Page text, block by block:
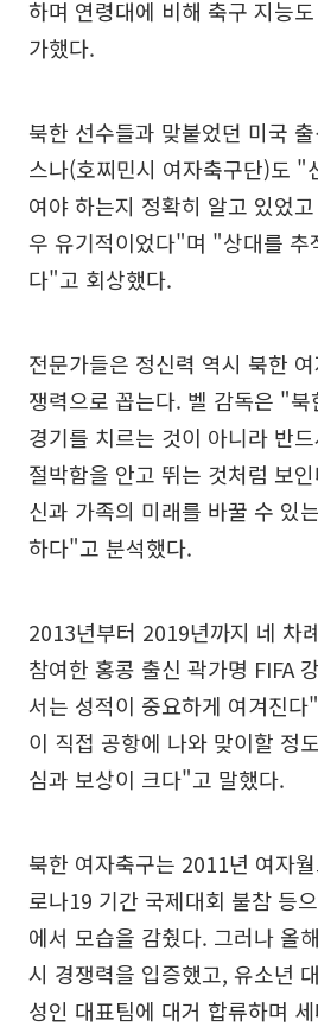
하며 연령대에 비해 축구 지능
가했다.
북한 선수들과 맞붙었던 미국
스나(호찌민시 여자축구단)도 "
여야 하는지 정확히 알고 있었
우 유기적이었다"며 "상대를 추
다"고 회상했다.
전문가들은 정신력 역시 북한
쟁력으로 꼽는다. 벨 감독은 "북
경기를 치르는 것이 아니라 반
절박함을 안고 뛰는 것처럼 보
신과 가족의 미래를 바꿀 수 있
하다"고 분석했다.
2013년부터 2019년까지 네 차
참여한 홍콩 출신 곽가명 FIFA
서는 성적이 중요하게 여겨진
이 직접 공항에 나와 맞이할 정
심과 보상이 크다"고 말했다.
북한 여자축구는 2011년 여자
로나19 기간 국제대회 불참 등
에서 모습을 감췄다. 그러나 올
시 경쟁력을 입증했고, 유소년
성인 대표팀에 대거 합류하며